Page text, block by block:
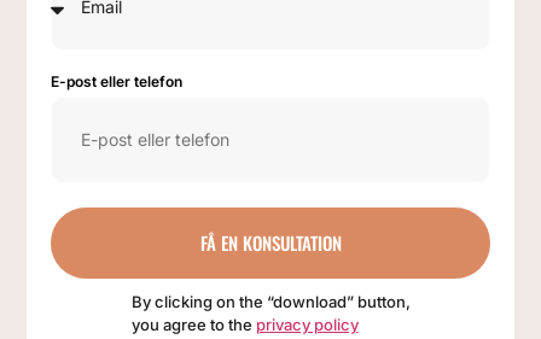
E-post eller telefon
FÅ EN KONSULTATION
By clicking on the “download” button,
you agree to the privacy policy